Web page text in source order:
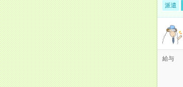
派遣
給与